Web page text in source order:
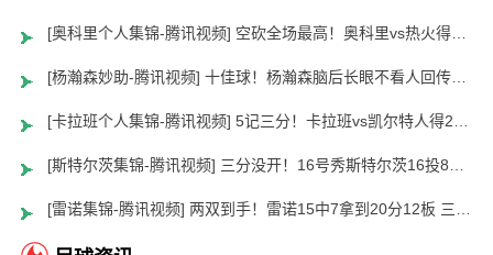
[奥科里个人集锦-腾讯视频] 空砍全场最高！奥科里vs热火得27分4板
[杨瀚森妙助-腾讯视频] 十佳球！杨瀚森脑后长眼不看人回传助队友暴扣
[卡拉班个人集锦-腾讯视频] 5记三分！卡拉班vs凯尔特人得21+8
[斯特尔茨集锦-腾讯视频] 三分没开！16号秀斯特尔茨16投8中&三分8中2得到22分2板6助
[雷诺集锦-腾讯视频] 两双到手！雷诺15中7拿到20分12板 三分5中2